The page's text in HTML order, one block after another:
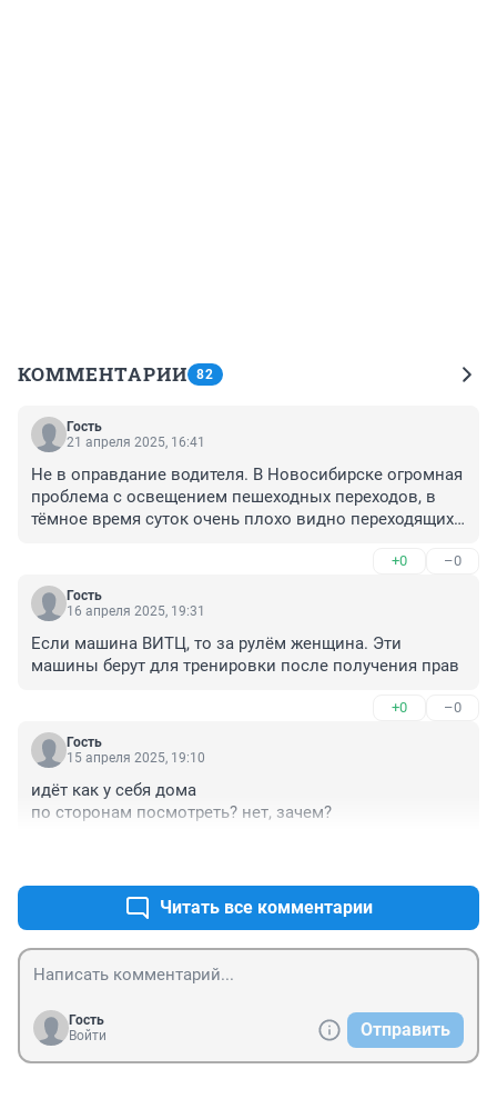
КОММЕНТАРИИ 82
Гость
21 апреля 2025, 16:41
Не в оправдание водителя. В Новосибирске огромная
проблема с освещением пешеходных переходов, в
тёмное время суток очень плохо видно переходящих
+0 –0
Гость
16 апреля 2025, 19:31
Если машина ВИТЦ, то за рулём женщина. Эти
машины берут для тренировки после получения прав
+0 –0
Гость
15 апреля 2025, 19:10
идёт как у себя дома
по сторонам посмотреть? нет, зачем?
Читать все комментарии
Гость
Войти
Отправить